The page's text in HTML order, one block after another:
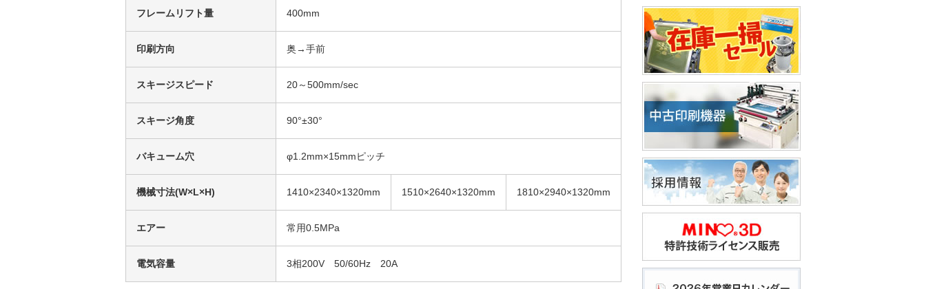
フレームリフト量 400mm
印刷方向 奥→手前
スキージスピード 20～500mm/sec
スキージ角度 90°±30°
バキューム穴 φ1.2mm×15mmピッチ
機械寸法(W×L×H) 1410×2340×1320mm 1510×2640×1320mm 1810×2940×1320mm
エアー 常用0.5MPa
電気容量 3相200V 50/60Hz 20A